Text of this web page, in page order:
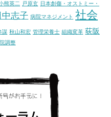
熊英二 戸原玄 日本創傷・オストミー・
中志子 病院マネジメント 社会
謀 秋山和宏 管理栄養士 組織変革 荻阪
調整